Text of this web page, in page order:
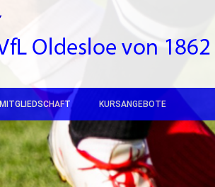
MITGLIEDSCHAFT KURSANGEBOTE